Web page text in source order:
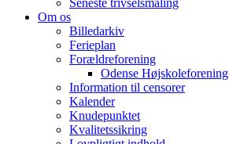
Seneste trivselsmåling
Om os
Billedarkiv
Ferieplan
Forældreforening
Odense Højskoleforening
Information til censorer
Kalender
Knudepunktet
Kvalitetssikring